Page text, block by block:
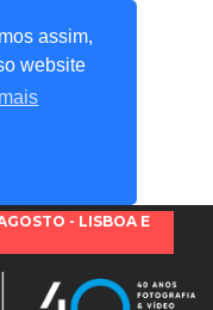
assim,
website
- LISBOA E